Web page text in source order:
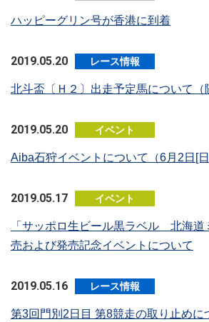
ハッピーグリン号が香港に到着
2019.05.20 レース情報
北斗盃〔Ｈ２〕出走予定馬について（
2019.05.20 イベント
Aiba石狩イベントについて（6月2日[日]
2019.05.17 イベント
「サッポロ生ビール黒ラベル 北海道
売および発売記念イベントについて
2019.05.16 レース情報
第3回門別2日目 第8競走の取り止めに